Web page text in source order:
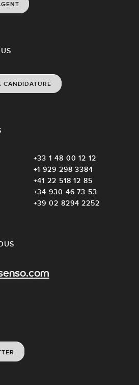
CANDIDATURE
+33 1 48 00 12 12
+1 929 298 3384
+41 22 518 12 85
+34 930 46 73 53
+39 02 8294 2252